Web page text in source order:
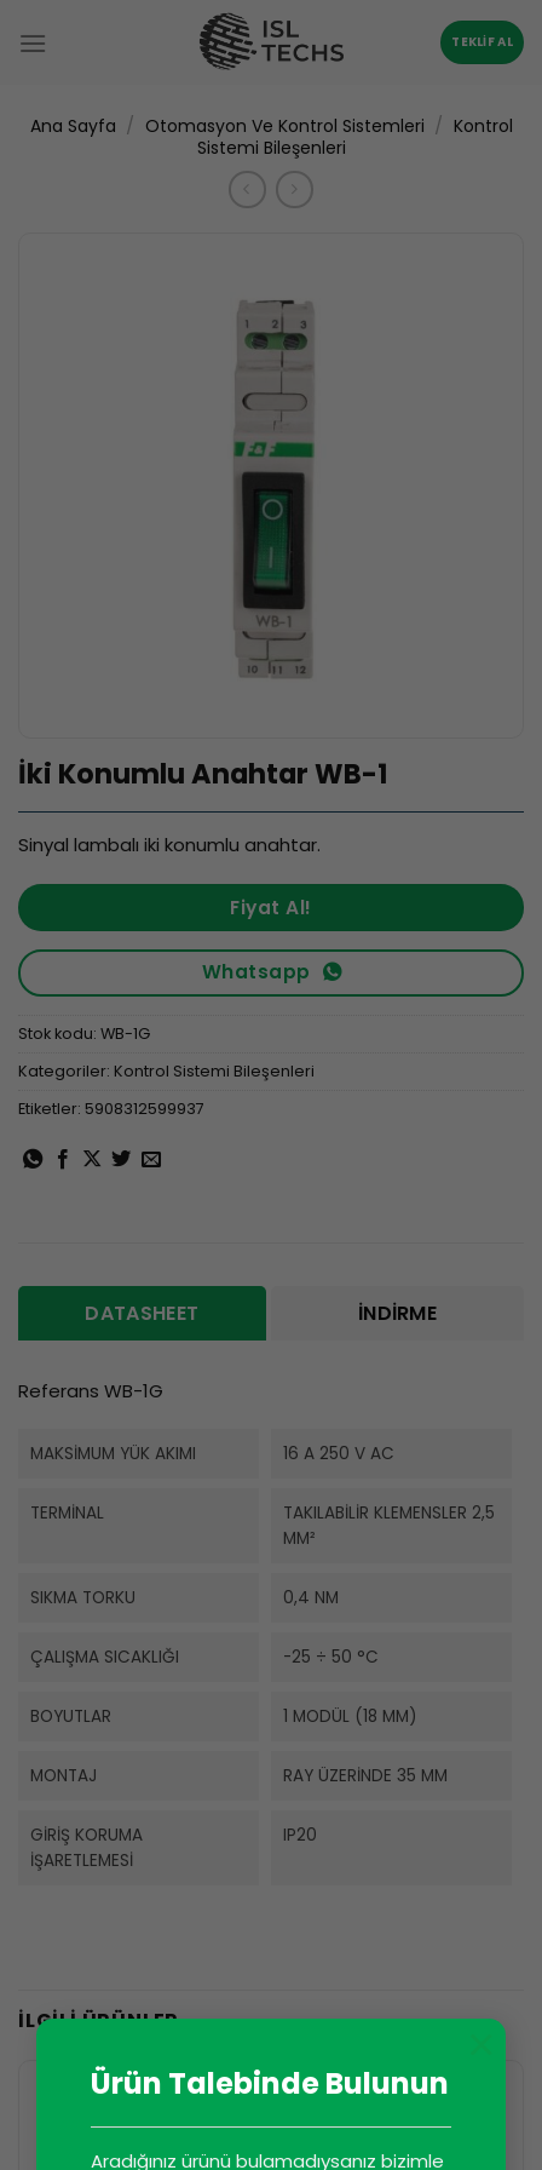
Ürün Talebinde Bulunun
Aradığınız ürünü bulamadıysanız bizimle
atla
TEKLIF AL
Ana Sayfa / Otomasyon Ve Kontrol Sistemleri / Kontrol
Sistemi Bileşenleri
İki Konumlu Anahtar WB-1
Sinyal lambalı iki konumlu anahtar.
Fiyat Al!
Whatsapp
Stok kodu: WB-1G
Kategoriler: Kontrol Sistemi Bileşenleri
Etiketler: 5908312599937
DATASHEET İNDIRME
Referans WB-1G
MAKSIMUM YÜK AKIMI 16 A 250 V AC
TERMINAL
TAKILABILIR KLEMENSLER 2,5
MM²
SIKMA TORKU 0,4 NM
ÇALIŞMA SICAKLIĞI -25 ÷ 50 °C
BOYUTLAR 1 MODÜL (18 MM)
MONTAJ RAY ÜZERINDE 35 MM
GIRIŞ KORUMA
İŞARETLEMESI
IP20
İLGILI ÜRÜNLER